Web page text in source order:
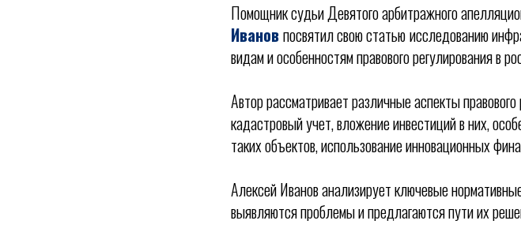
Помощник судьи Девятого арбитражного
Ивановпосвятил свою статьюисследованию
видам и особенностям правового регулирования в
Автор рассматривает различные аспекты
кадастровый учет, вложение инвестиций в них,
таких объектов, использование инновационных
Алексей Иванов анализирует ключевые
выявляются проблемы и предлагаются пути их